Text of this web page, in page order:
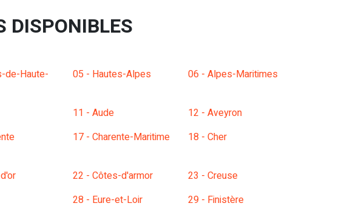
DISPONIBLES
de-Haute-
05 - Hautes-Alpes 06 - Alpes-Maritimes
11 - Aude
12 - Aveyron
17 - Charente-Maritime 18 - Cher
22 - Côtes-d'armor
23 - Creuse
28 - Eure-et-Loir
29 - Finistère